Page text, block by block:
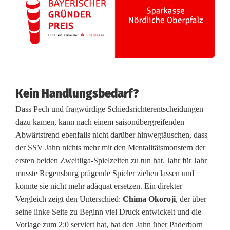
Kein Handlungsbedarf?
Dass Pech und fragwürdige Schiedsrichterentscheidungen
dazu kamen, kann nach einem saisonübergreifenden
Abwärtstrend ebenfalls nicht darüber hinwegtäuschen, dass
der SSV Jahn nichts mehr mit den Mentalitätsmonstern der
ersten beiden Zweitliga-Spielzeiten zu tun hat. Jahr für Jahr
musste Regensburg prägende Spieler ziehen lassen und
konnte sie nicht mehr adäquat ersetzen. Ein direkter
Vergleich zeigt den Unterschied: Chima Okoroji, der über
seine linke Seite zu Beginn viel Druck entwickelt und die
Vorlage zum 2:0 serviert hat, hat den Jahn über Paderborn